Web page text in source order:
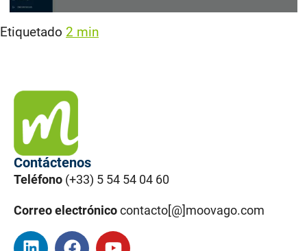
Etiquetado 2 min
Contáctenos
Teléfono (+33) 5 54 54 04 60
Correo electrónicocontacto[@]moovago.com